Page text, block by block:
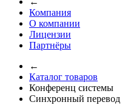
Компания
О компании
Лицензии
Партнёры
←
Каталог товаров
Конференц системы
Синхронный перевод